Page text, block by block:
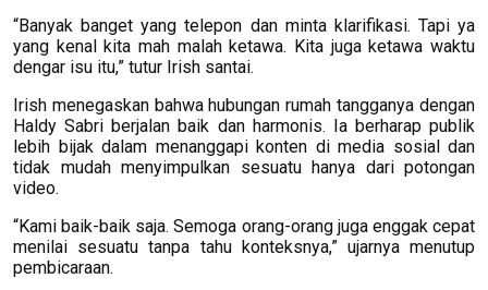
“Banyak banget yang telepon dan minta klarifikasi. Tapi ya
yang kenal kita mah malah ketawa. Kita juga ketawa waktu
dengar isu itu,” tutur Irish santai.
Irish menegaskan bahwa hubungan rumah tangganya dengan
Haldy Sabri berjalan baik dan harmonis. Ia berharap publik
lebih bijak dalam menanggapi konten di media sosial dan
tidak mudah menyimpulkan sesuatu hanya dari potongan
video.
“Kami baik-baik saja. Semoga orang-orang juga enggak cepat
menilai sesuatu tanpa tahu konteksnya,” ujarnya menutup
pembicaraan.